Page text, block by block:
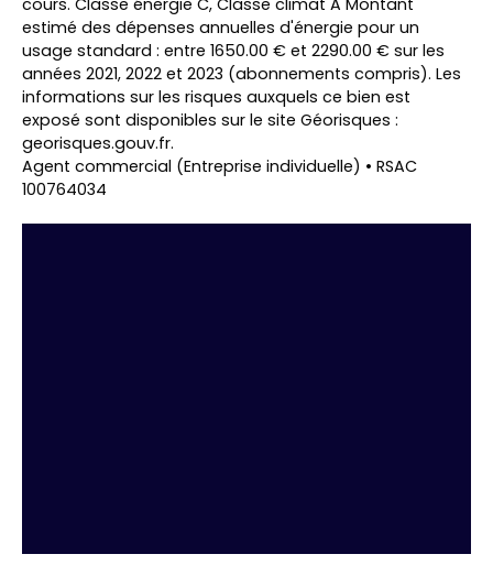
cours. Classe énergie C, Classe climat A Montant
estimé des dépenses annuelles d'énergie pour un
usage standard : entre 1650.00 € et 2290.00 € sur les
années 2021, 2022 et 2023 (abonnements compris). Les
informations sur les risques auxquels ce bien est
exposé sont disponibles sur le site Géorisques :
georisques.gouv.fr.
Agent commercial (Entreprise individuelle) • RSAC
100764034